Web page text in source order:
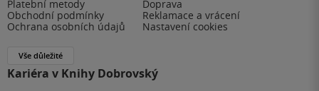
Platební metody
Doprava
Obchodní podmínky
Reklamace a vrácení
Ochrana osobních údajů
Nastavení cookies
Vše důležité
Kariéra v Knihy Dobrovský